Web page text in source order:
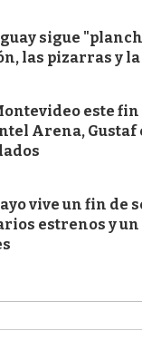
sigue
las pizarras y
este fin
Arena, Gustaf
vive un fin de
estrenos y un